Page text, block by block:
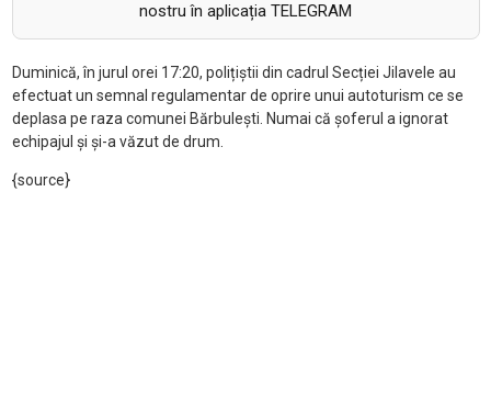
nostru în aplicația TELEGRAM
Duminică, în jurul orei 17:20, polițiștii din cadrul Secției Jilavele au
efectuat un semnal regulamentar de oprire unui autoturism ce se
deplasa pe raza comunei Bărbulești. Numai că șoferul a ignorat
echipajul și și-a văzut de drum.
{source}